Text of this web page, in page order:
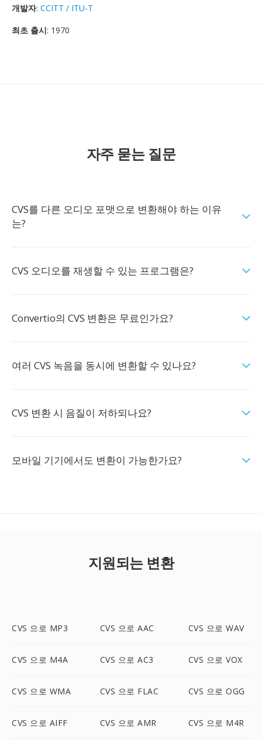
개발자: CCITT / ITU-T
최초 출시: 1970
자주 묻는 질문
CVS를 다른 오디오 포맷으로 변환해야 하는 이유
는?
CVS 오디오를 재생할 수 있는 프로그램은?
Convertio의 CVS 변환은 무료인가요?
여러 CVS 녹음을 동시에 변환할 수 있나요?
CVS 변환 시 음질이 저하되나요?
모바일 기기에서도 변환이 가능한가요?
지원되는 변환
CVS 으로 MP3 CVS 으로 AAC CVS 으로 WAV
CVS 으로 M4A CVS 으로 AC3 CVS 으로 VOX
CVS 으로 WMA CVS 으로 FLAC CVS 으로 OGG
CVS 으로 AIFF CVS 으로 AMR CVS 으로 M4R